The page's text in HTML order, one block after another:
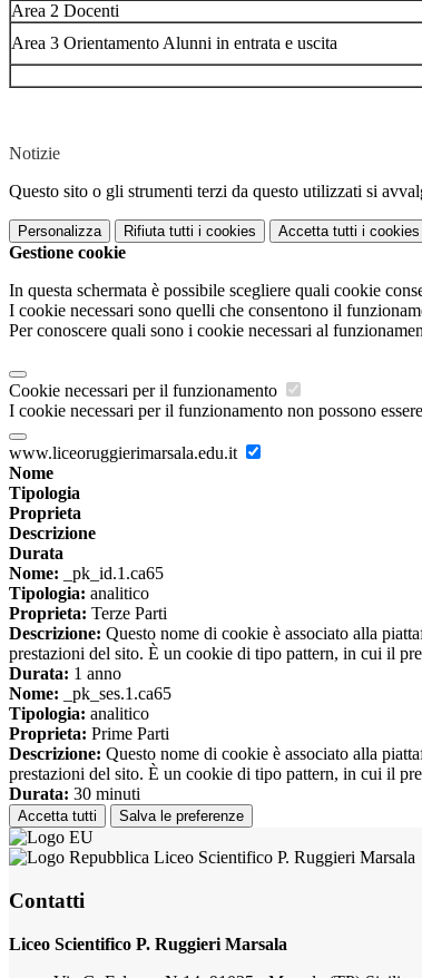
Area 2 Docenti
Area 3 Orientamento Alunni in entrata e uscita
Notizie
Questo sito o gli strumenti terzi da questo utilizzati si
Personalizza Rifiuta tutti i cookies Accetta tutti i cookies
Gestione cookie
In questa schermata è possibile scegliere quali cookie
I cookie necessari sono quelli che consentono il
Per conoscere quali sono i cookie necessari al
Cookie necessari per il funzionamento
I cookie necessari per il funzionamento non possono
www.liceoruggierimarsala.edu.it
Nome
Tipologia
Proprieta
Descrizione
Durata
Nome: _pk_id.1.ca65
Tipologia: analitico
Proprieta: Terze Parti
Descrizione: Questo nome di cookie è associato alla
prestazioni del sito. È un cookie di tipo pattern, in cui il
Durata: 1 anno
Nome: _pk_ses.1.ca65
Tipologia: analitico
Proprieta: Prime Parti
Descrizione: Questo nome di cookie è associato alla
prestazioni del sito. È un cookie di tipo pattern, in cui il
Durata: 30 minuti
Accetta tutti Salva le preferenze
Liceo Scientifico P. Ruggieri Marsala
Contatti
Liceo Scientifico P. Ruggieri Marsala